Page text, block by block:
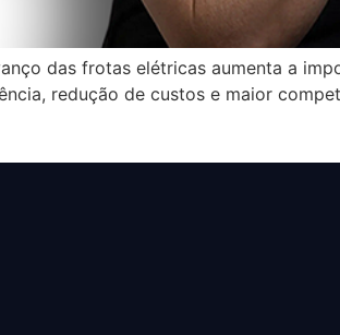
das frotas elétricas aumenta a
redução de custos e maior